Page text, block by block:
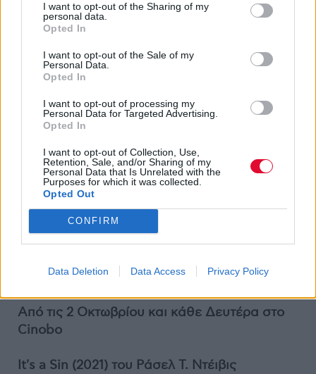
I want to opt-out of the Sharing of my
personal data.
Opted In
I want to opt-out of the Sale of my
Personal Data.
Opted In
I want to opt-out of processing my
Personal Data for Targeted Advertising.
Opted In
I want to opt-out of Collection, Use,
Retention, Sale, and/or Sharing of my
Personal Data that Is Unrelated with the
Purposes for which it was collected.
Opted Out
CONFIRM
Data Deletion Data Access Privacy Policy
Βασισμένη στην καλτ τριλογία βιβλίων της
Βιρζινί Ντεπάντ, η μίνι σειρά με
πρωταγωνιστή τον πάντα εξαιρετικό Ρομέν
Ντουρίς είναι μια τοιχογραφία της παρισινής
κοινωνίας του σήμερα, αλλά κυρίως ένα
γράμμα αγάπης και φόρος τιμής στη
όνειρα της γενιάς των 90s.
Από τις 2 Οκτωβρίου και κάθε Δευτέρα στο
Cinobo
It's a Sin (2021) του Ράσελ Τ. Ντέιβις